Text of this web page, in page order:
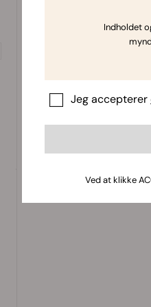
Indholdet
Jeg accepterer
Ved at klikke